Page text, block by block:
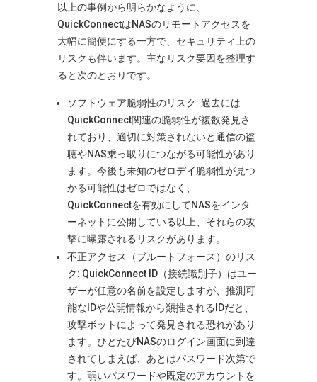
以上の事例から明らかなように、
QuickConnectはNASのリモートアクセスを
大幅に簡便にする一方で、セキュリティ上の
リスクも伴います。主なリスク要因を整理す
ると次のとおりです。
ソフトウェア脆弱性のリスク: 過去には
QuickConnect関連の脆弱性が複数発見さ
れており、適切に対策されないと通信の盗
聴やNAS乗っ取りにつながる可能性があり
ます​。今後も未知のゼロデイ脆弱性が見つ
かる可能性はゼロではなく、
QuickConnectを有効にしてNASをインタ
ーネットに公開している以上、それらの攻
撃に曝露されるリスクがあります。
不正アクセス（ブルートフォース）のリス
ク: QuickConnect ID（接続識別子）はユー
ザーが任意の名前を設定しますが、推測可
能なIDや公開情報から類推されるIDだと、
攻撃ボットによって発見される恐れがあり
ます。ひとたびNASのログイン画面に到達
されてしまえば、あとはパスワード次第で
す。弱いパスワードや既定のアカウントを